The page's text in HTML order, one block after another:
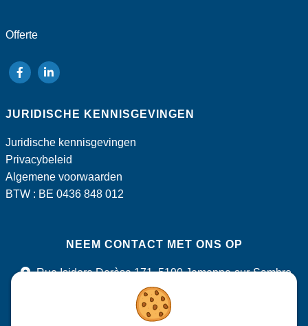
Offerte
volg
op
volg
op
JURIDISCHE KENNISGEVINGEN
Juridische kennisgevingen
Privacybeleid
Algemene voorwaarden
BTW : BE 0436 848 012
NEEM CONTACT MET ONS OP
Rue Isidore Derèse 171, 5190 Jemeppe-sur-Sambre
+32 (0)71 750 600
info@bepa.be